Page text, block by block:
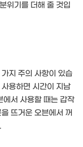
위기를 더해 줄 것입
지 주의 사항이 있습
용하면 시간이 지남
에서 사용할 때는 갑작
뜨거운 오븐에서 꺼